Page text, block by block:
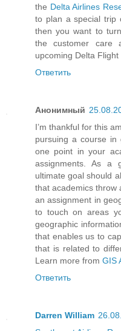
the Delta Airlines
to plan a special trip
then you want to
the customer care
upcoming Delta
Ответить
Анонимный
I’m thankful for this
pursuing a course in
one point in your
assignments. As a
ultimate goal should
that academics throw
an assignment in
to touch on areas
geographic
that enables us to
that is related to
Learn more from GIS
Ответить
Darren William